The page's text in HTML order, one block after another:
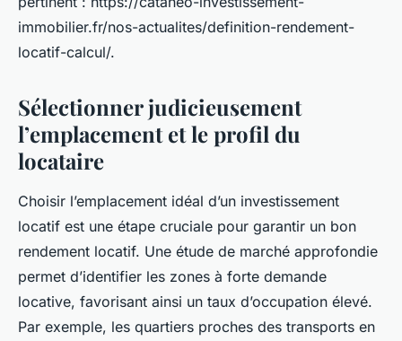
immobilier.fr/nos-actualites/definition-rendement-
locatif-calcul/.
Sélectionner judicieusement
l’emplacement et le profil du
locataire
Choisir l’emplacement idéal d’un investissement
locatif est une étape cruciale pour garantir un bon
rendement locatif. Une étude de marché approfondie
permet d’identifier les zones à forte demande
locative, favorisant ainsi un taux d’occupation élevé.
Par exemple, les quartiers proches des transports en